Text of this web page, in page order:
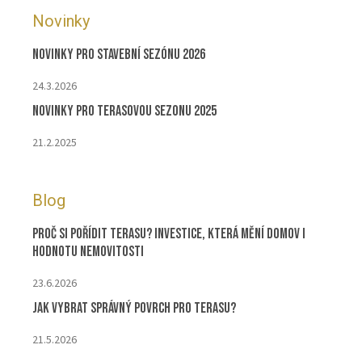
Novinky
Novinky pro stavební sezónu 2026
24.3.2026
Novinky pro terasovou sezonu 2025
21.2.2025
Blog
Proč si pořídit terasu? Investice, která mění domov i
hodnotu nemovitosti
23.6.2026
Jak vybrat správný povrch pro terasu?
21.5.2026